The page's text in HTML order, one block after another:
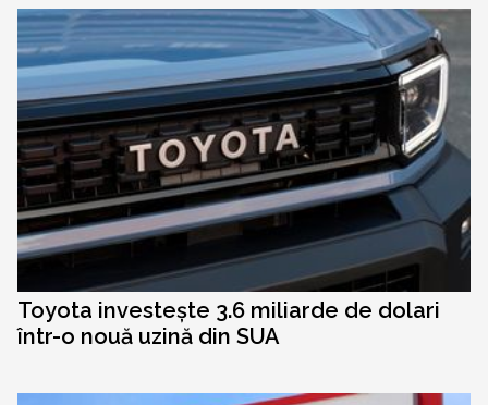
Toyota investește 3.6 miliarde de dolari
într-o nouă uzină din SUA